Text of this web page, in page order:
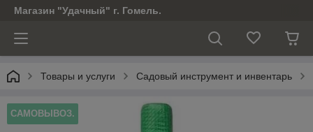
Магазин "Удачный" г. Гомель.
Товары и услуги Садовый инструмент и инвентарь
САМОВЫВОЗ.